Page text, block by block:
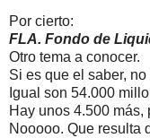
Por cierto:
FLA. Fondo de
Otro tema a conocer.
Si es que el saber, no
Igual son 54.000
Hay unos 4.500 más,
Nooooo. Que resulta